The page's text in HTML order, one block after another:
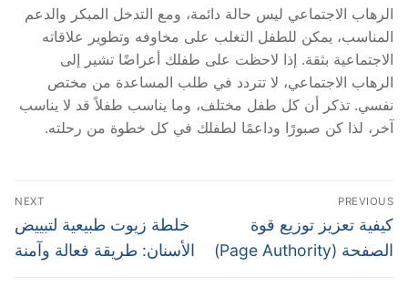
الرهاب الاجتماعي ليس حالة دائمة، ومع التدخل المبكر والدعم
المناسب، يمكن للطفل التغلب على مخاوفه وتطوير علاقاته
الاجتماعية بثقة. إذا لاحظت على طفلك أعراضًا تشير إلى
الرهاب الاجتماعي، لا تتردد في طلب المساعدة من مختص
نفسي. تذكر أن كل طفل مختلف، وما يناسب طفلاً قد لا يناسب
آخر، لذا كن صبورًا وداعمًا لطفلك في كل خطوة من رحلته.
تصفّح
المقالات
PREVIOUS
Previous
post:
كيفية تعزيز توزيع قوة
الصفحة (Page Authority)
NEXT
Next
post:
خلطة زيوت طبيعية لتبييض
الأسنان: طريقة فعالة وآمنة